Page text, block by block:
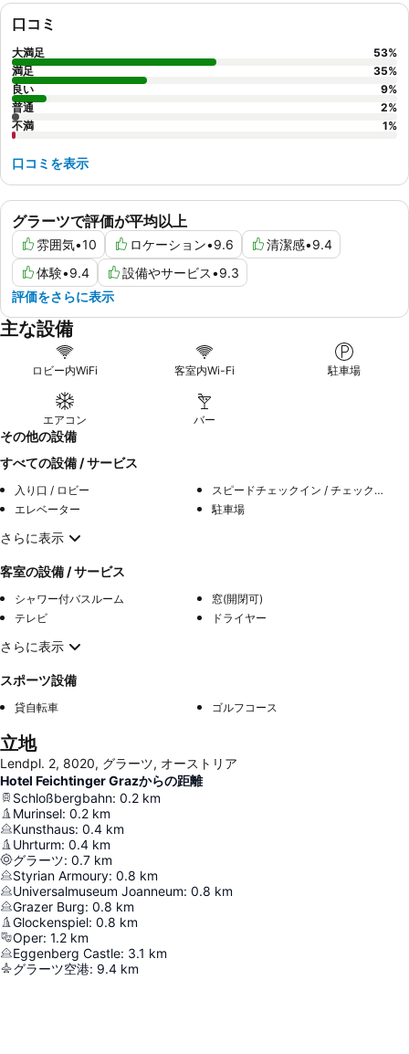
グラーツで評価が平均以上
雰囲気•10 ロケーション•9.6 清潔感•9.4
体験•9.4 設備やサービス•9.3
評価をさらに表示
口コミ
大満足 53%
満足
35%
良い
9%
普通
2%
不満
1%
口コミを表示
主な設備
ロビー内WiFi 客室内Wi-Fi 駐車場
エアコン バー
その他の設備
すべての設備 / サービス
入り口 / ロビー
スピードチェックイン / チェックアウト
エレベーター
駐車場
さらに表示
客室の設備 / サービス
シャワー付バスルーム
窓(開閉可)
テレビ
ドライヤー
さらに表示
スポーツ設備
貸自転車 ゴルフコース
立地
Lendpl. 2, 8020, グラーツ, オーストリア
Hotel Feichtinger Grazからの距離
Schloßbergbahn: 0.2 km
Murinsel: 0.2 km
Kunsthaus: 0.4 km
Uhrturm: 0.4 km
グラーツ: 0.7 km
Styrian Armoury: 0.8 km
Universalmuseum Joanneum: 0.8 km
Grazer Burg: 0.8 km
Glockenspiel: 0.8 km
Oper: 1.2 km
Eggenberg Castle: 3.1 km
グラーツ空港: 9.4 km